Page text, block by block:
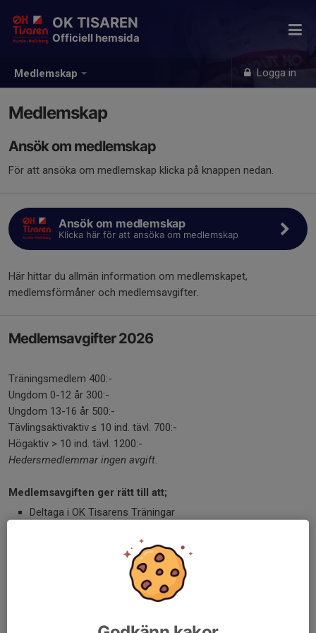
Medlemskap Logga in
OK TISAREN
Officiell hemsida
Medlemskap
Ansök om medlemskap
För att ansöka om medlemskap klicka på knappen nedan.
Ansök om medlemskap
Klicka här för att ansöka om medlemskap
Här hittar du allmän information om medlemskapet,
medlemsförmåner och medlemsavgifter.
Medlemsavgifter 2026
Träningsmedlem 400:-
Ungdom 0-12 år 300:-
Ungdom 13-16 år 500:-
Tävlingsaktivaktiv ≤ 10 ind. tävl. 700:-
Högaktiv > 10 ind. tävl. 1200:-
Hedersmedlemmar ingen avgift.
Medlemsavgiften ger rätt till att;
Deltaga i OK Tisarens Träningar
Rabatt på hyra av klubbstugan
Utnyttja klubbens kartor utan kostnad
Deltaga i OK Tisarens övriga aktiviteter
Tävlingsdeltagande